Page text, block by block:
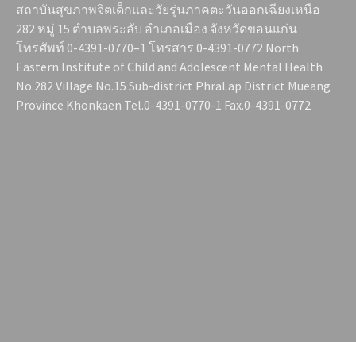
สถาบันสุขภาพจิตเด็กและวัยรุ่นภาคตะวันออกเฉียงเหนือ
282 หมู่ 15 ตำบลพระลับ อำเภอเมือง จังหวัดขอนแก่น
โทรศัพท์ 0-4391-0770–1 โทรสาร 0-4391-0772 North
Eastern Institute of Child and Adolescent Mental Health
No.282 Village No.15 Sub-district PhraLap District Mueang
Province Khonkaen Tel.0-4391-0770-1 Fax.0-4391-0772